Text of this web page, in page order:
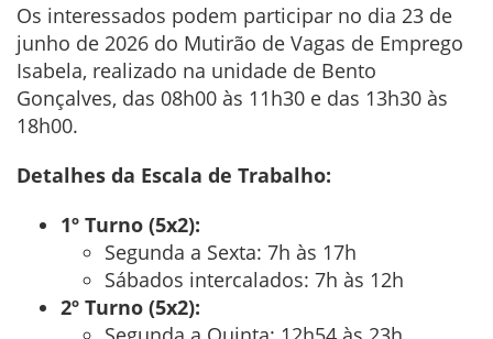
Os interessados podem participar no dia 23 de
junho de 2026 do Mutirão de Vagas de Emprego
Isabela, realizado na unidade de Bento
Gonçalves, das 08h00 às 11h30 e das 13h30 às
18h00.
Detalhes da Escala de Trabalho:
1º Turno (5x2):
Segunda a Sexta: 7h às 17h
Sábados intercalados: 7h às 12h
2º Turno (5x2):